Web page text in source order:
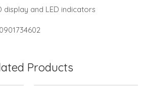
display and LED indicators
Products